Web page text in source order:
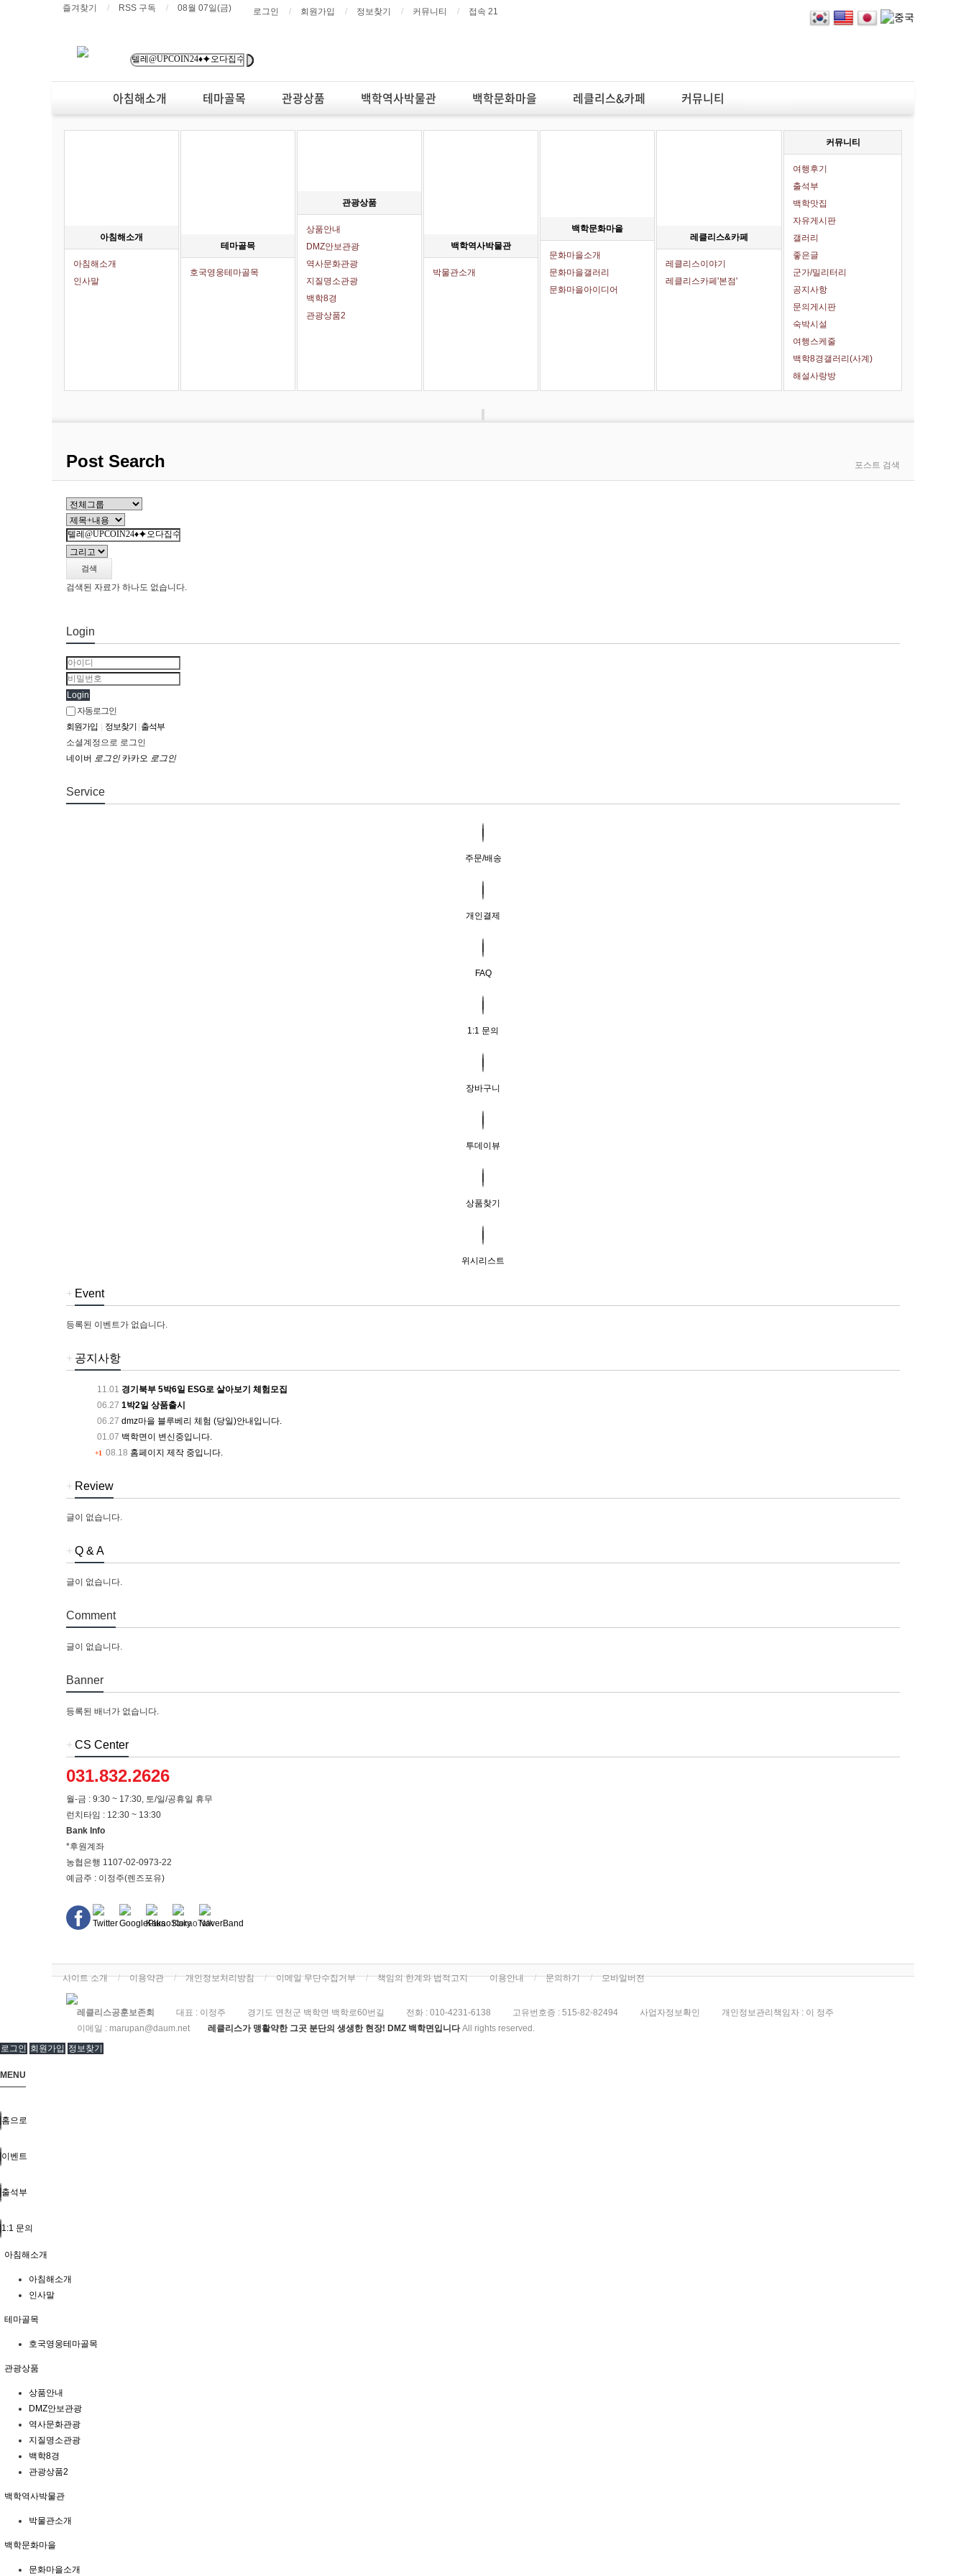
즐겨찾기 RSS 구독 08월 07일(금) 로그인 회원가입 정보찾기 커뮤니티 접속 21
아침해소개 테마골목 관광상품 백학역사박물관 백학문화마을 레클리스&카페 커뮤니티
아침해소개
아침해소개
인사말
테마골목
호국영웅테마골목
관광상품
상품안내
DMZ안보관광
역사문화관광
지질명소관광
백학8경
관광상품2
백학역사박물관
박물관소개
백학문화마을
문화마을소개
문화마을갤러리
문화마을아이디어
레클리스&카페
레클리스이야기
레클리스카페'본점'
커뮤니티
여행후기
출석부
백학맛집
자유게시판
갤러리
좋은글
군가/밀리터리
공지사항
문의게시판
숙박시설
여행스케줄
백학8경갤러리(사계)
해설사랑방
Post Search 포스트 검색
검색
검색된 자료가 하나도 없습니다.
Login
Login
자동로그인
회원가입 | 정보찾기 | 출석부
소셜계정으로 로그인
네이버 로그인 카카오 로그인
Service
주문/배송
개인결제
FAQ
1:1 문의
장바구니
투데이뷰
상품찾기
위시리스트
+ Event
등록된 이벤트가 없습니다.
+ 공지사항
11.01 경기북부 5박6일 ESG로 살아보기 체험모집
06.27 1박2일 상품출시
06.27 dmz마을 블루베리 체험 (당일)안내입니다.
01.07 백학면이 변신중입니다.
+1 08.18 홈페이지 제작 중입니다.
+ Review
글이 없습니다.
+ Q & A
글이 없습니다.
Comment
글이 없습니다.
Banner
등록된 배너가 없습니다.
+ CS Center
031.832.2626
월-금 : 9:30 ~ 17:30, 토/일/공휴일 휴무
런치타임 : 12:30 ~ 13:30
Bank Info
*후원계좌
농협은행 1107-02-0973-22
예금주 : 이정주(렌즈포유)
사이트 소개 이용약관 개인정보처리방침 이메일 무단수집거부 책임의 한계와 법적고지 이용안내 문의하기 모바일버전
레클리스공훈보존회 대표 : 이정주 경기도 연천군 백학면 백학로60번길 전화 : 010-4231-6138 고유번호증 : 515-82-82494 사업자정보확인
개인정보관리책임자 : 이 정주
이메일 : marupan@daum.net 레클리스가 맹활약한 그곳 분단의 생생한 현장! DMZ 백학면입니다All rights reserved.
로그인 회원가입 정보찾기
MENU
홈으로
이벤트
출석부
1:1 문의
아침해소개
아침해소개
인사말
테마골목
호국영웅테마골목
관광상품
상품안내
DMZ안보관광
역사문화관광
지질명소관광
백학8경
관광상품2
백학역사박물관
박물관소개
백학문화마을
문화마을소개